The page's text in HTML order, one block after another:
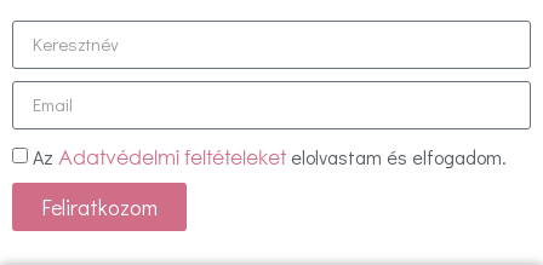
Az Adatvédelmi feltételeket elolvastam és elfogadom.
Feliratkozom